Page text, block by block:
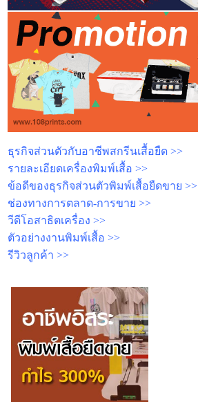
ธุรกิจส่วนตัวกับอาชีพสกรีนเสื้อยืด >>
รายละเอียดเครื่องพิมพ์เสื้อ >>
ข้อดีของธุรกิจส่วนตัวพิมพ์เสื้อยืดขาย >>
ช่องทางการตลาด-การขาย >>
วีดีโอสาธิตเครื่อง >>
ตัวอย่างงานพิมพ์เสื้อ >>
รีวิวลูกค้า >>